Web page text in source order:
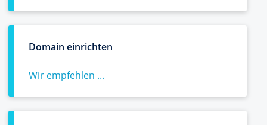
Domain einrichten
Wir empfehlen ...